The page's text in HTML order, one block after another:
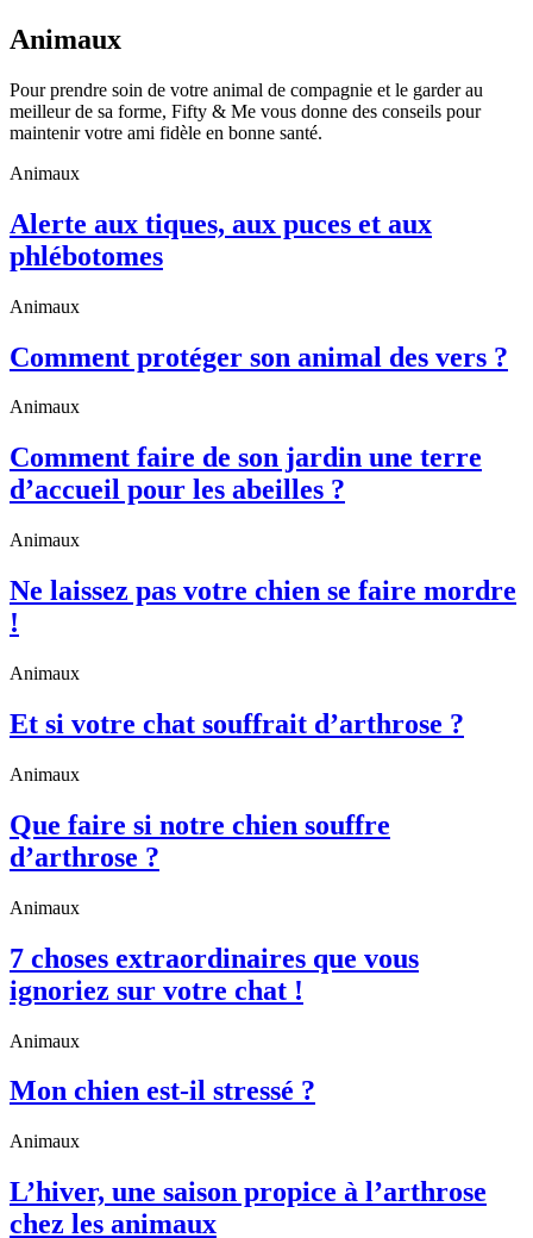
Animaux
Pour prendre soin de votre animal de compagnie et le garder au
meilleur de sa forme, Fifty & Me vous donne des conseils pour
maintenir votre ami fidèle en bonne santé.
Animaux
Alerte aux tiques, aux puces et aux
phlébotomes
Animaux
Comment protéger son animal des vers ?
Animaux
Comment faire de son jardin une terre
d’accueil pour les abeilles ?
Animaux
Ne laissez pas votre chien se faire mordre
!
Animaux
Et si votre chat souffrait d’arthrose ?
Animaux
Que faire si notre chien souffre
d’arthrose ?
Animaux
7 choses extraordinaires que vous
ignoriez sur votre chat !
Animaux
Mon chien est-il stressé ?
Animaux
L’hiver, une saison propice à l’arthrose
chez les animaux